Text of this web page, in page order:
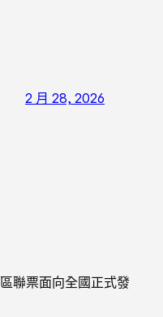
2 月 28, 2026
聯票面向全國正式發